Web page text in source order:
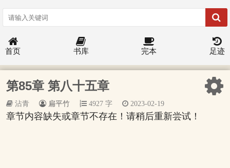
首页 书库 完本 足迹
第85章 第八十五章
沾青 扁平竹 4927 字 2023-02-19
章节内容缺失或章节不存在！请稍后重新尝试！